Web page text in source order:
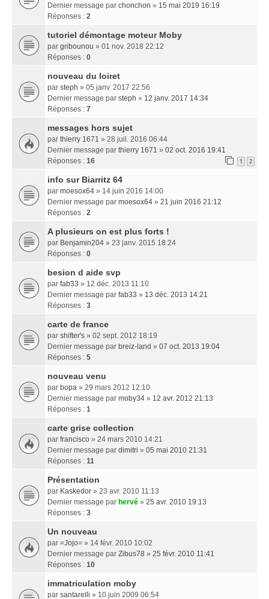
Dernier message par chonchon » 15 mai 2019 16:19
Réponses : 2
tutoriel démontage moteur Moby
par gribounou » 01 nov. 2018 22:12
Réponses : 0
nouveau du loiret
par steph » 05 janv. 2017 22:56
Dernier message par steph » 12 janv. 2017 14:34
Réponses : 7
messages hors sujet
par thierry 1671 » 28 juil. 2016 06:44
Dernier message par thierry 1671 » 02 oct. 2016 19:41
Réponses : 16 1 2
info sur Biarritz 64
par moesox64 » 14 juin 2016 14:00
Dernier message par moesox64 » 21 juin 2016 21:12
Réponses : 2
A plusieurs on est plus forts !
par Benjamin204 » 23 janv. 2015 18:24
Réponses : 0
besion d aide svp
par fab33 » 12 déc. 2013 11:10
Dernier message par fab33 » 13 déc. 2013 14:21
Réponses : 3
carte de france
par shifter's » 02 sept. 2012 18:19
Dernier message par breiz-land » 07 oct. 2013 19:04
Réponses : 5
nouveau venu
par bopa » 29 mars 2012 12:10
Dernier message par moby34 » 12 avr. 2012 21:13
Réponses : 1
carte grise collection
par francisco » 24 mars 2010 14:21
Dernier message par dimitri » 05 mai 2010 21:31
Réponses : 11
Présentation
par Kaskedor » 23 avr. 2010 11:13
Dernier message par hervé » 25 avr. 2010 19:13
Réponses : 3
Un nouveau
par =Jojo= » 14 févr. 2010 10:02
Dernier message par Zibus78 » 25 févr. 2010 11:41
Réponses : 10
immatriculation moby
par santarelli » 10 juin 2009 06:54